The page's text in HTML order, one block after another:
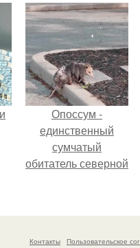
зависит от
состояния сосудов
и работы сердца.
Опоссум -
единственный
сумчатый
обитатель северной
Контакты Пользовательское